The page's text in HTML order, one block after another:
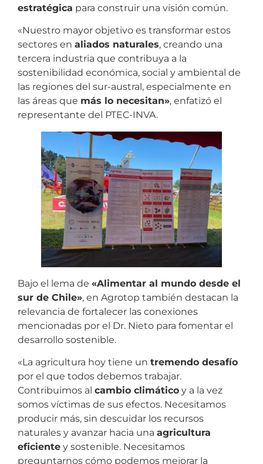
estratégica para construir una visión común.
«Nuestro mayor objetivo es transformar estos
sectores en aliados naturales, creando una
tercera industria que contribuya a la
sostenibilidad económica, social y ambiental de
las regiones del sur-austral, especialmente en
las áreas que más lo necesitan», enfatizó el
representante del PTEC-INVA.
Bajo el lema de «Alimentar al mundo desde el
sur de Chile», en Agrotop también destacan la
relevancia de fortalecer las conexiones
mencionadas por el Dr. Nieto para fomentar el
desarrollo sostenible.
«La agricultura hoy tiene un tremendo desafío
por el que todos debemos trabajar.
Contribuimos al cambio climático y a la vez
somos víctimas de sus efectos. Necesitamos
producir más, sin descuidar los recursos
naturales y avanzar hacia una agricultura
eficiente y sostenible. Necesitamos
preguntarnos cómo podemos mejorar la